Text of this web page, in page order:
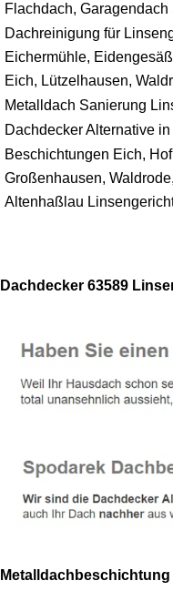
Flachdach,
Dachreinigung für
Eichermühle,
Eich, Lützelhausen,
Metalldach Sanierung
Dachdecker Alternative
Beschichtungen Eich,
Großenhausen,
Altenhaßlau
Dachdecker 63589